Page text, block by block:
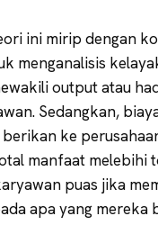
ini mirip dengan
menganalisis
output atau
Sedangkan,
ke
manfaat melebihi
puas jika
apa yang mereka